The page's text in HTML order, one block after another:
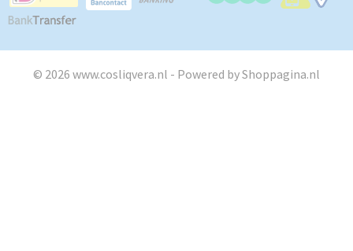
© 2026 www.cosliqvera.nl - Powered by Shoppagina.nl